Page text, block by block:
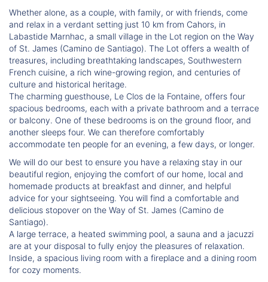
Whether alone, as a couple, with family, or with friends, come
and relax in a verdant setting just 10 km from Cahors, in
Labastide Marnhac, a small village in the Lot region on the Way
of St. James (Camino de Santiago). The Lot offers a wealth of
treasures, including breathtaking landscapes, Southwestern
French cuisine, a rich wine-growing region, and centuries of
culture and historical heritage.
The charming guesthouse, Le Clos de la Fontaine, offers four
spacious bedrooms, each with a private bathroom and a terrace
or balcony. One of these bedrooms is on the ground floor, and
another sleeps four. We can therefore comfortably
accommodate ten people for an evening, a few days, or longer.
We will do our best to ensure you have a relaxing stay in our
beautiful region, enjoying the comfort of our home, local and
homemade products at breakfast and dinner, and helpful
advice for your sightseeing. You will find a comfortable and
delicious stopover on the Way of St. James (Camino de
Santiago).
A large terrace, a heated swimming pool, a sauna and a jacuzzi
are at your disposal to fully enjoy the pleasures of relaxation.
Inside, a spacious living room with a fireplace and a dining room
for cozy moments.